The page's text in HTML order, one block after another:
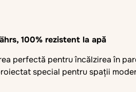
100% rezistent la apă
perfectă pentru încălzirea în
special pentru spații